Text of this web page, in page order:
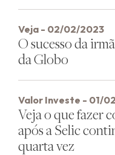
Veja - 02/02/2023
O sucesso da
da Globo
Valor Investe - 01/
Veja o que fazer
após a Selic
quarta vez